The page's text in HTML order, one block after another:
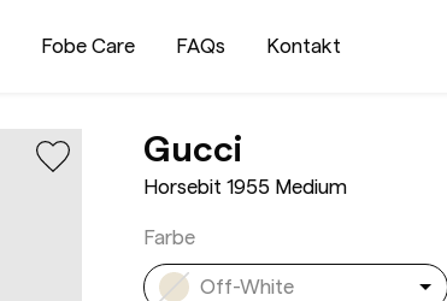
Fobe Care FAQs Kontakt
GucciHorsebit
Horsebit 1955 Medium
Farbe
Off-White